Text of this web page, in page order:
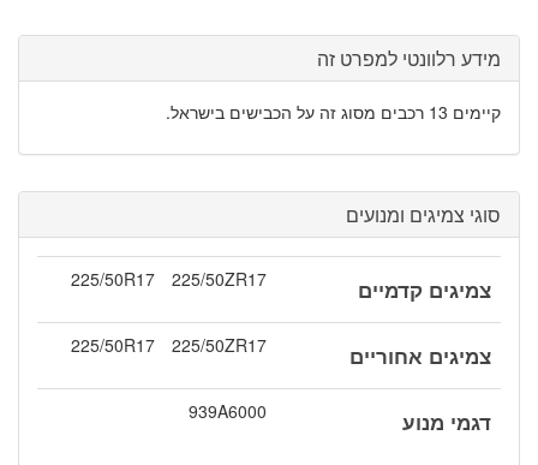
מידע רלוונטי למפרט זה
קיימים 13 רכבים מסוג זה על הכבישים בישראל.
סוגי צמיגים ומנועים
צמיגים קדמיים 225/50ZR17
225/50R17
צמיגים אחוריים 225/50ZR17
225/50R17
דגמי מנוע 939A6000